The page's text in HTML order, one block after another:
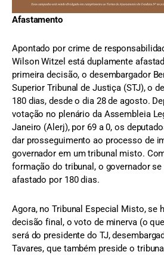
Afastamento
Apontado por crime de
Wilson Witzel está duplamente
primeira decisão, o desembargador
Superior Tribunal de Justiça (STJ), o
180 dias, desde o dia 28 de agosto.
votação no plenário da Assembleia
Janeiro (Alerj), por 69 a 0, os
dar prosseguimento ao processo de
governador em um tribunal misto.
formação do tribunal, o governador
afastado por 180 dias.
Agora, no Tribunal Especial Misto, se
decisão final, o voto de minerva (o
será do presidente do TJ,
Tavares, que também preside o